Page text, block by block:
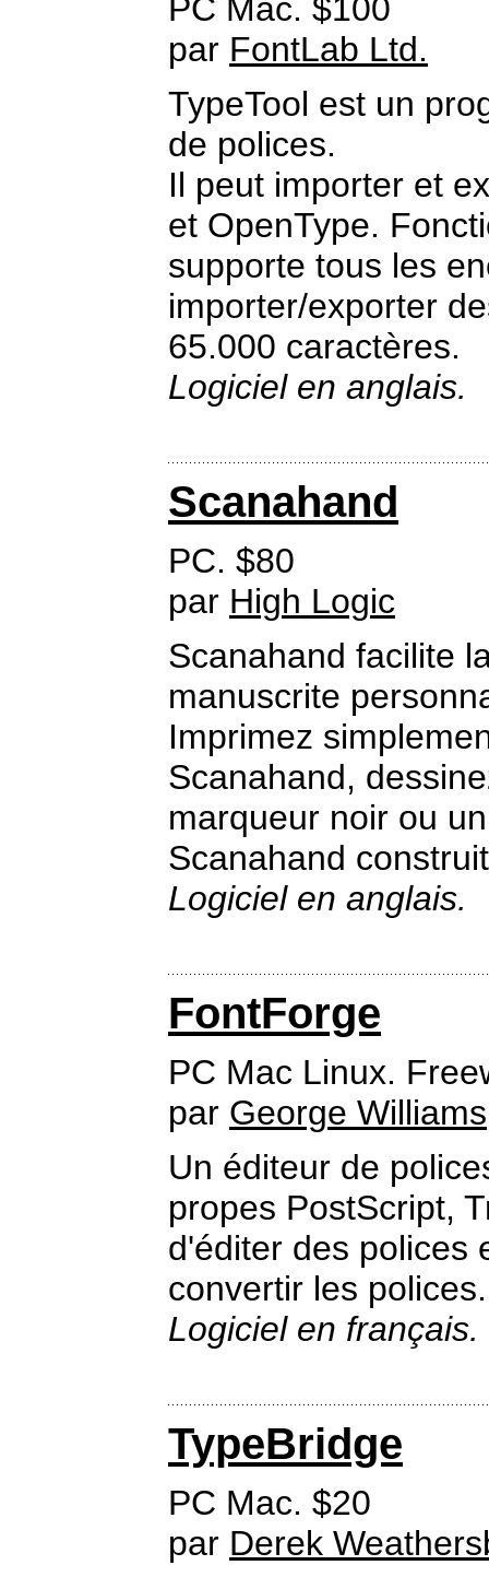
PC Mac. $100
par FontLab Ltd.
TypeTool est un
de polices.
Il peut importer et
et OpenType.
supporte tous les
importer/exporter
65.000 caractères.
Logiciel en anglais.
Scanahand
PC. $80
par High Logic
Scanahand facilite
manuscrite
Imprimez
Scanahand,
marqueur noir ou
Scanahand
Logiciel en anglais.
FontForge
PC Mac Linux.
par George Williams
Un éditeur de
propes PostScript,
d'éditer des polices
convertir les polices.
Logiciel en français.
TypeBridge
PC Mac. $20
par Derek